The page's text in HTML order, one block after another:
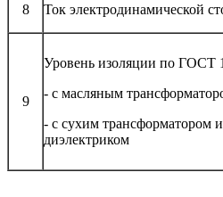
8 Ток электродинамической
9
Уровень изоляции по ГОСТ
- с масляным
- с сухим трансформатором
диэлектриком